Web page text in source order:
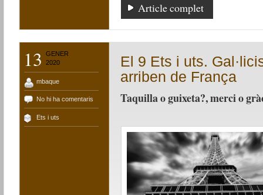
Article complet
13
GENER
2020
mbaque
No hi ha comentaris
Ets i uts
El 9 Ets i uts.
arriben de França
Taquilla o guixeta?,